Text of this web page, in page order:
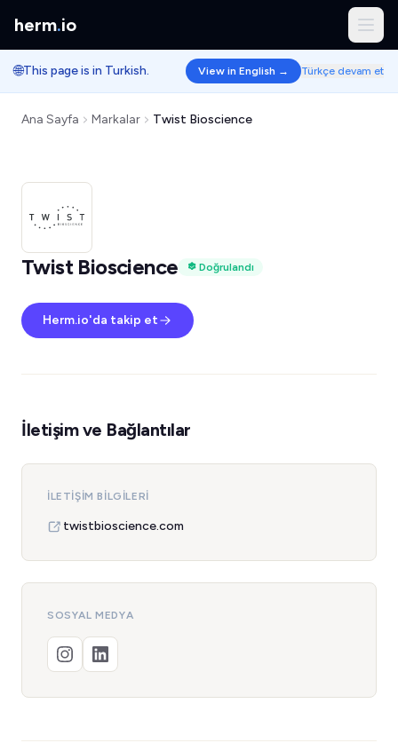
herm.io
🌐This page is in Turkish. View in English → Türkçe devam et
Ana Sayfa Markalar Twist Bioscience
Twist Bioscience Doğrulandı
Herm.io'da takip et
İletişim ve Bağlantılar
İLETIŞIM BILGILERI
twistbioscience.com
SOSYAL MEDYA